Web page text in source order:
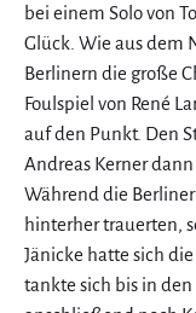
bei einem Solo von
Glück. Wie aus dem
Berlinern die große
Foulspiel von René
auf den Punkt. Den
Andreas Kerner
Während die
hinterher trauerten,
Jänicke hatte sich
tankte sich bis in